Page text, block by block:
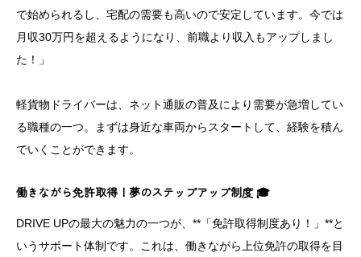
で始められるし、宅配の需要も高いので安定しています。今では
月収30万円を超えるようになり、前職より収入もアップしまし
た！」
軽貨物ドライバーは、ネット通販の普及により需要が急増してい
る職種の一つ。まずは身近な車両からスタートして、経験を積ん
でいくことができます。
働きながら免許取得！夢のステップアップ制度 🎓
DRIVE UPの最大の魅力の一つが、**「免許取得制度あり！」**と
いうサポート体制です。これは、働きながら上位免許の取得を目